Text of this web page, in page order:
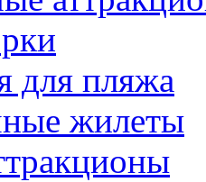
для пляжа
жилеты